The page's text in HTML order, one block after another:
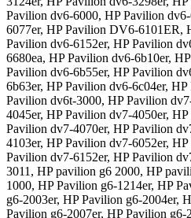
Pavilion dv6-6000, HP Pavilion
6077er, HP Pavilion DV6-6101ER,
Pavilion dv6-6152er, HP Pavilion
6680ea, HP Pavilion dv6-6b10er,
Pavilion dv6-6b55er, HP Pavilion
6b63er, HP Pavilion dv6-6c04er,
Pavilion dv6t-3000, HP Pavilion
4045er, HP Pavilion dv7-4050er,
Pavilion dv7-4070er, HP Pavilion
4103er, HP Pavilion dv7-6052er,
Pavilion dv7-6152er, HP Pavilion
3011, HP pavilion g6 2000, HP
1000, HP Pavilion g6-1214er, HP
g6-2003er, HP Pavilion g6-2004er,
Pavilion g6-2007er, HP Pavilion g6-